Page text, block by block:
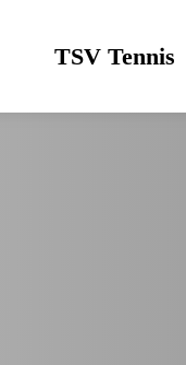
TSV Tennis